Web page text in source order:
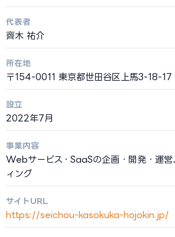
代表者
齊木 祐介
所在地
〒154-0011 東京都世田谷区上馬3-18-17
設立
2022年7月
事業内容
Webサービス・SaaSの企画・開発・運
ィング
サイトURL
https://seichou-kasokuka-hojokin.jp/